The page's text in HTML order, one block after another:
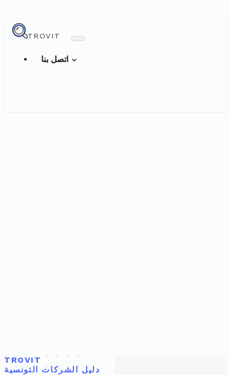
TROVIT
TROVIT
دليل الشركات التونسية